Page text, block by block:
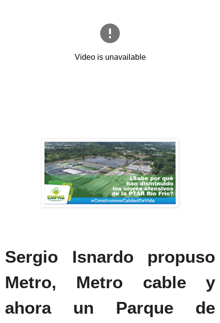
Sergio Isnardo propuso
Metro, Metro cable y
ahora un Parque de